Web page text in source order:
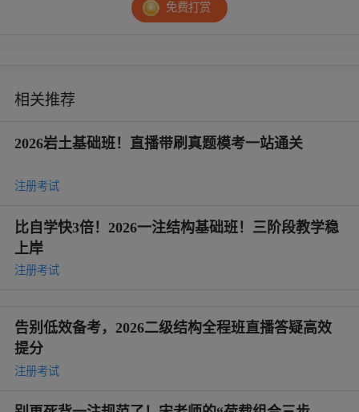
免费打赏
相关推荐
2026岩土基础班！直播带刷真题模考一站通关
注册考试
比自学快3倍！2026一注结构基础班！三阶段教学稳
上岸
注册考试
告别低效备考，2026二级结构全程班直播答疑高效
提分
注册考试